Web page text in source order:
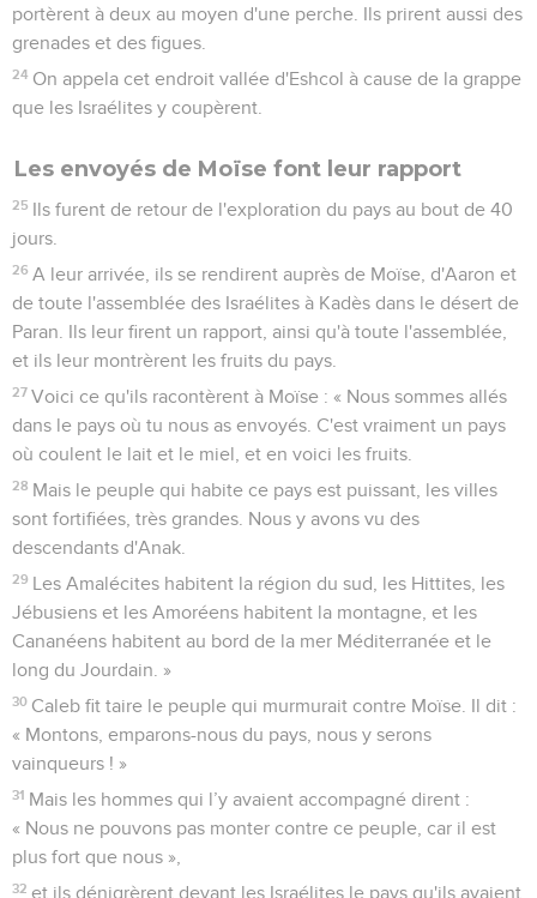
portèrent à deux au moyen d'une perche. Ils prirent aussi des
grenades et des figues.
24 On appela cet endroit vallée d'Eshcol à cause de la grappe
que les Israélites y coupèrent.
Les envoyés de Moïse font leur rapport
25 Ils furent de retour de l'exploration du pays au bout de 40
jours.
26 A leur arrivée, ils se rendirent auprès de Moïse, d'Aaron et
de toute l'assemblée des Israélites à Kadès dans le désert de
Paran. Ils leur firent un rapport, ainsi qu'à toute l'assemblée,
et ils leur montrèrent les fruits du pays.
27 Voici ce qu'ils racontèrent à Moïse : « Nous sommes allés
dans le pays où tu nous as envoyés. C'est vraiment un pays
où coulent le lait et le miel, et en voici les fruits.
28 Mais le peuple qui habite ce pays est puissant, les villes
sont fortifiées, très grandes. Nous y avons vu des
descendants d'Anak.
29 Les Amalécites habitent la région du sud, les Hittites, les
Jébusiens et les Amoréens habitent la montagne, et les
Cananéens habitent au bord de la mer Méditerranée et le
long du Jourdain. »
30 Caleb fit taire le peuple qui murmurait contre Moïse. Il dit :
« Montons, emparons-nous du pays, nous y serons
vainqueurs ! »
31 Mais les hommes qui l’y avaient accompagné dirent :
« Nous ne pouvons pas monter contre ce peuple, car il est
plus fort que nous »,
32 et ils dénigrèrent devant les Israélites le pays qu'ils avaient